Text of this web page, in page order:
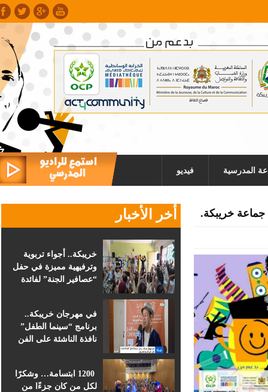
المدرسية فيديو
أخر الأخبار
خريبكة.. أجواء تربوية
وترفيهية مميزة في حفل
“عصافير الجنة” لفائدة
في مهرجان خريبكة..
برنامج “سينما الطفل”
نافذة الناشئة على الفن
1200 ابتسامة… وشكرًا
لكل من كان جزءًا من